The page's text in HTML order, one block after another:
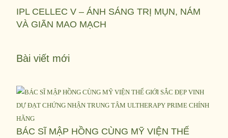
IPL CELLEC V – ÁNH SÁNG TRỊ MỤN, NÁM
VÀ GIÃN MAO MẠCH
Bài viết mới
BÁC SĨ MẬP HỒNG CÙNG MỸ VIỆN THẾ